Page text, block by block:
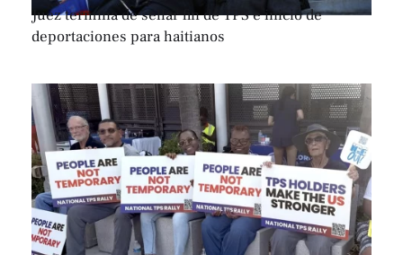
Juez termina de sellar fin de TPS e inicio de
deportaciones para haitianos